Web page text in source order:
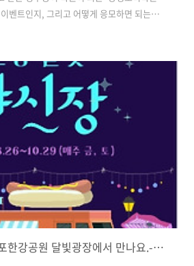
벤트인지, 그리고 어떻게 응모하면 되는지
소비 복권? 동행 축제가 실시되는 9월 1일
권 응모를 할 수 있는 행사입니다. 해당 행
관하며, 추석 농축수산물 할인과 함께 추석
나입니다. 응모 대상 국내 통장을 보유하고
은 누구나 다 응모할 수 있습니다. 국내 통장
나 청소년도 응모를 할 수 있습니다. 응모 및
한강 달빛 야시장, 반포한강공원 달빛광장에서 만나요.-장소 변경